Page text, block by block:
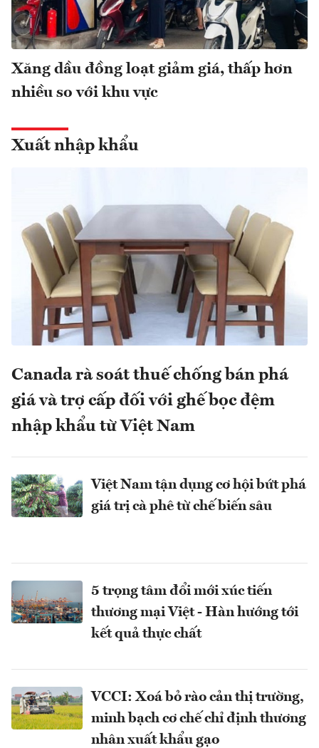
Xăng dầu đồng loạt giảm giá, thấp hơn
nhiều so với khu vực
Xuất nhập khẩu
Canada rà soát thuế chống bán phá
giá và trợ cấp đối với ghế bọc đệm
nhập khẩu từ Việt Nam
Việt Nam tận dụng cơ hội bứt phá
giá trị cà phê từ chế biến sâu
5 trọng tâm đổi mới xúc tiến
thương mại Việt - Hàn hướng tới
kết quả thực chất
VCCI: Xoá bỏ rào cản thị trường,
minh bạch cơ chế chỉ định thương
nhân xuất khẩu gạo